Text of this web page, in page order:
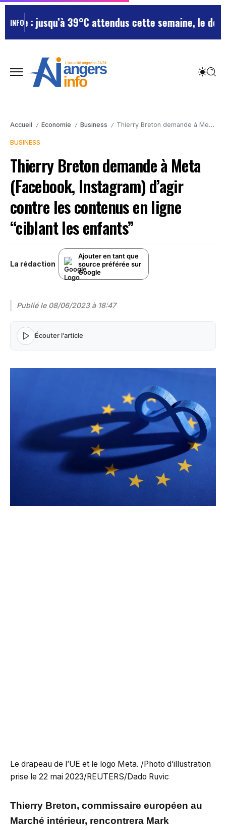
INFO
: jusqu’à 39°C attendus cette semaine, le
Accueil / Economie / Business / Thierry Breton demande à Meta (Facebook, Instagram) d’agir contre les contenus en ligne “ciblant les enfants”
BUSINESS
Thierry Breton demande à Meta
(Facebook, Instagram) d’agir
contre les contenus en ligne
“ciblant les enfants”
La rédaction
Ajouter en tant que
source préférée sur
Google
Publié le 08/06/2023 à 18:47
Écouter l'article
Le drapeau de l’UE et le logo Meta. /Photo d’illustration
prise le 22 mai 2023/REUTERS/Dado Ruvic
Thierry Breton, commissaire européen au
Marché intérieur, rencontrera Mark